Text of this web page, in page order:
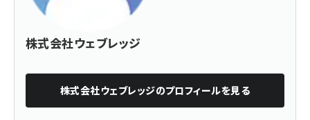
株式会社ウェブレッジ
株式会社ウェブレッジのプロフィールを見る